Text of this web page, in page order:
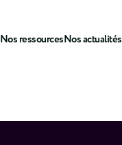
Nos ressourcesNos actualités